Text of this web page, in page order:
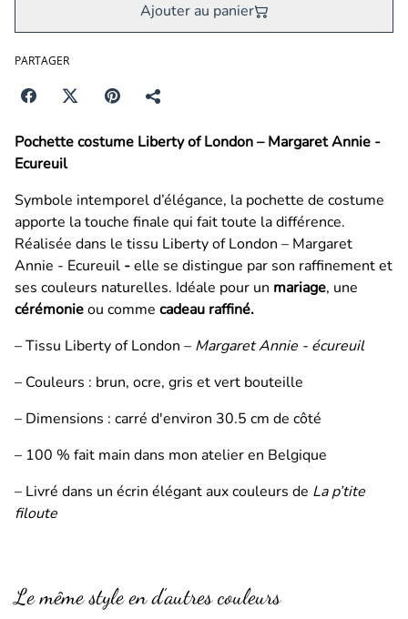
Ajouter au panier
PARTAGER
Pochette costume Liberty of London – Margaret Annie -
Ecureuil
Symbole intemporel d’élégance, la pochette de costume
apporte la touche finale qui fait toute la différence.
Réalisée dans le tissu Liberty of London – Margaret
Annie - Ecureuil -elle se distingue par son raffinement et
ses couleurs naturelles. Idéale pour un mariage, une
cérémonieou comme cadeau raffiné.
– Tissu Liberty of London – Margaret Annie - écureuil
– Couleurs : brun, ocre, gris et vert bouteille
– Dimensions : carré d'environ 30.5 cm de côté
– 100 % fait main dans mon atelier en Belgique
– Livré dans un écrin élégant aux couleurs de La p’tite
filoute
Le même style en d’autres couleurs